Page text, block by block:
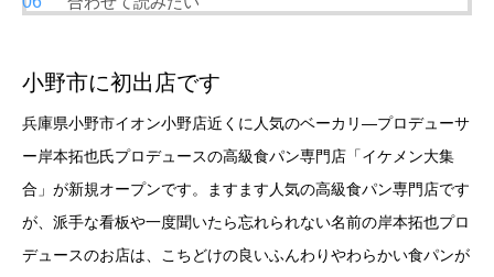
小野市に初出店です
兵庫県小野市イオン小野店近くに人気のベーカリ―プロデューサ
ー岸本拓也氏プロデュースの高級食パン専門店「イケメン大集
合」が新規オープンです。ますます人気の高級食パン専門店です
が、派手な看板や一度聞いたら忘れられない名前の岸本拓也プロ
デュースのお店は、こちどけの良いふんわりやわらかい食パンが